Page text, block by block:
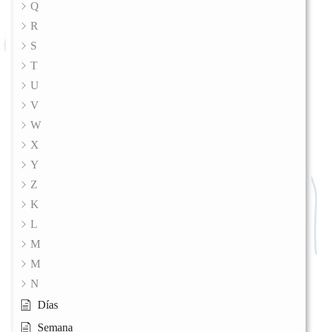
Q
R
S
T
U
V
W
X
Y
Z
K
L
M
M
N
Días
Semana